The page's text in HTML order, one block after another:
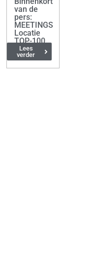
van de
pers:
MEETINGS
Locatie
TOP-100
van België
Lees
verder